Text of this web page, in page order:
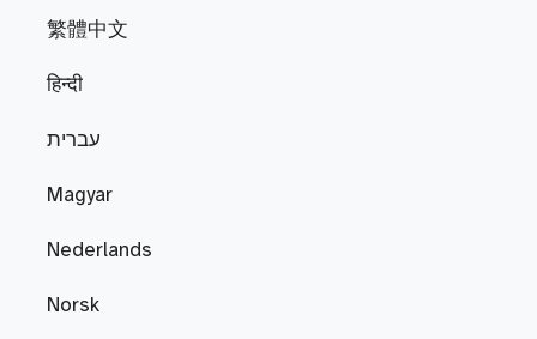
繁體中文
हिन्दी
עברית
Magyar
Nederlands
Norsk